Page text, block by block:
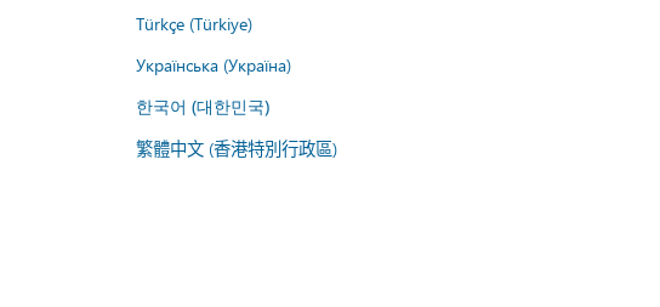
Türkçe (Türkiye)
Українська (Україна)
한국어 (대한민국)
繁體中文 (香港特別行政區)